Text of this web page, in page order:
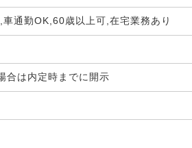
通勤OK,60歳以上可,在宅業務あり
合は内定時までに開示